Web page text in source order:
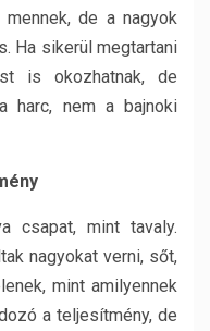
de a nagyok
Ha sikerül megtartani
is okozhatnak, de
harc, nem a bajnoki
csapat, mint tavaly.
nagyokat verni, sőt,
mint amilyennek
a teljesítmény, de